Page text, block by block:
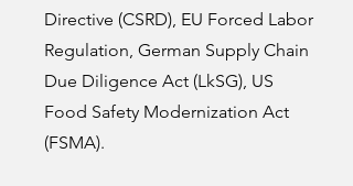
Directive (CSRD), EU Forced Labor
Regulation, German Supply Chain
Due Diligence Act (LkSG), US
Food Safety Modernization Act
(FSMA).